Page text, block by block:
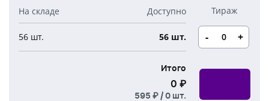
Канцелярия
Наборы для творчества
Детские наборы и подарки
Новогодние сладости
Вязанная одежда
56 шт. 56 шт. - +
Итого
0 ₽
595 ₽ /0 шт.